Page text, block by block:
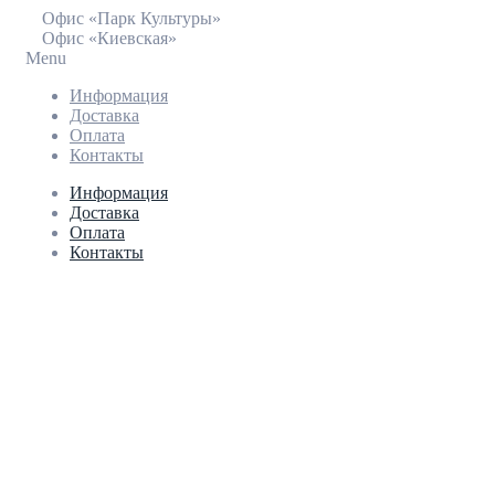
Офис «Парк Культуры»
Офис «Киевская»
Menu
Информация
Доставка
Оплата
Контакты
Информация
Доставка
Оплата
Контакты